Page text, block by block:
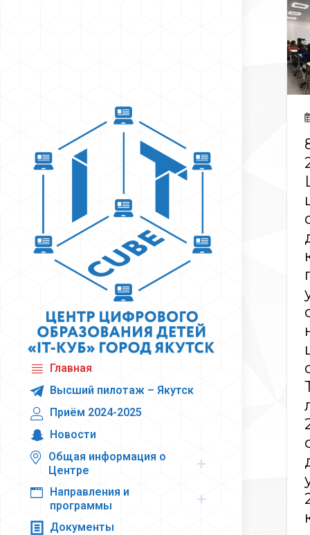
Главная
Высший пилотаж – Якутск
Приём 2024-2025
Новости
Общая информация о
Центре
Направления и
программы
Документы